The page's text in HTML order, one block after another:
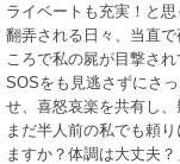
ライベートも充実！と
翻弄される日々、当直
ころで私の屍が目撃さ
SOSをも見逃さずにさ
せ、喜怒哀楽を共有し
まだ半人前の私でも頼
ますか？体調は大丈夫